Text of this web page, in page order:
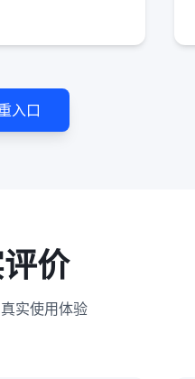
入口
价
实使用体验